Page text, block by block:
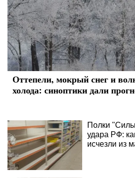
Оттепели, мокрый снег и
холода: синоптики дали
Полки
удара РФ:
исчезли из